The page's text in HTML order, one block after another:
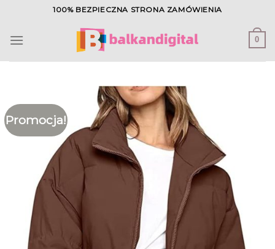
content
100% BEZPIECZNA STRONA ZAMÓWIENIA
0
Promocja!